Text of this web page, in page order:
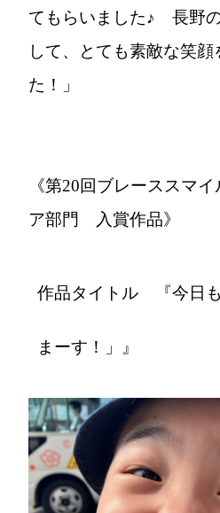
てもらいました♪ 長野
して、とても素敵な笑
た！」
《第20回ブレーススマ
ア部門 入賞作品》
作品タイトル 『今日
まーす！」』